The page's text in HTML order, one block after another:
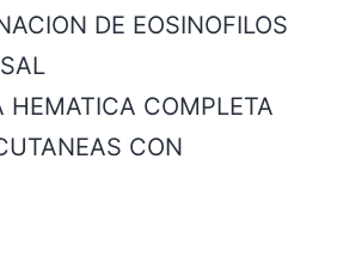
DE EOSINOFILOS
HEMATICA COMPLETA
CON